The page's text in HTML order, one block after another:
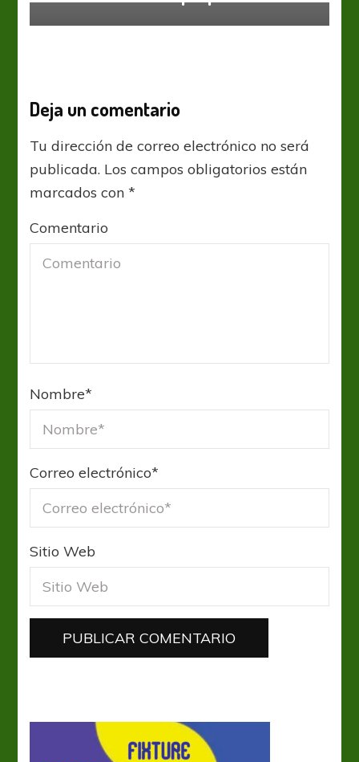
Deja un comentario
Tu dirección de correo electrónico no será
publicada. Los campos obligatorios están
marcados con*
Comentario
Nombre*
Correo electrónico*
Sitio Web